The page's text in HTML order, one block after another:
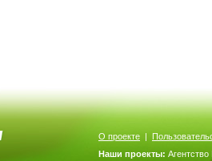
О проекте |
Наши проекты: